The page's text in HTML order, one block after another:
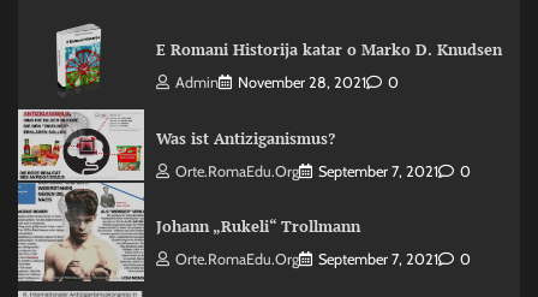
E Romani Historija katar o Marko D. Knudsen
Admin November 28, 2021 0
Was ist Antiziganismus?
Orte.RomaEdu.org September 7, 2021 0
Johann „Rukeli“ Trollmann
Orte.RomaEdu.org September 7, 2021 0